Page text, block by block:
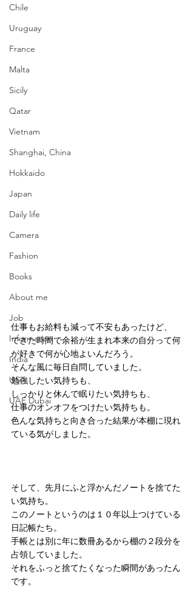
Chile
Uruguay
France
Malta
Sicily
Qatar
Vietnam
Shanghai, China
Hokkaido
Japan
Daily life
Camera
Fashion
Books
About me
Job
Information
India
USA
UAE Dubai
仕事もお給料も減って不安もあったけど、
できた時間で余裕が生まれ本来の自分って何
が好きで何が心地よいんだろう。
そんな風に毎日自問していました。
勉強したい気持ちも、
しっかりと休んで眠りたい気持ちも、
仕事のオンオフをつけたい気持ちも。
色んな気持ちと向き合った結果が本棚に現れ
ている気がしました。
そして、先月にふと浮かんだノートを捨てた
い気持ち。
このノートというのは１０年以上つけている
日記帳たち。
手帳とは別に年に数冊あるから棚の２段分を
占領していました。
それをふっと捨てたくなった瞬間があったん
です。